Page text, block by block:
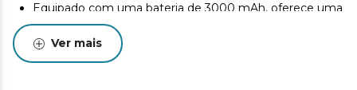
Equipado com uma bateria de 3000 mAh, oferece uma
utilização prolongada com um único carregamento,
garantindo que está sempre pronto quando precisa
dele.
Ver mais